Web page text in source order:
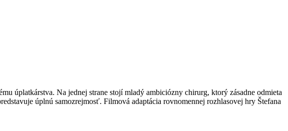
úplatkárstva. Na jednej strane stojí mladý ambiciózny chirurg, ktorý zásadne odmieta
úplnú samozrejmosť. Filmová adaptácia rovnomennej rozhlasovej hry Štefana